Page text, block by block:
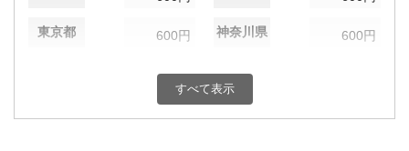
東京都 600円 神奈川県 600円
600円 富山県
すべて表示